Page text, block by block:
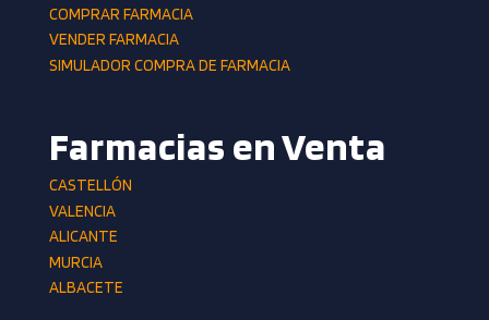
COMPRAR FARMACIA
VENDER FARMACIA
SIMULADOR COMPRA DE FARMACIA
Farmacias en Venta
CASTELLÓN
VALENCIA
ALICANTE
MURCIA
ALBACETE